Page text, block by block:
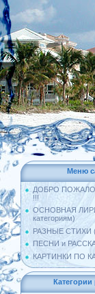
Меню
ДОБРО
!!!
ОСНОВНАЯ
категориям)
РАЗНЫЕ СТИХИ (
ПЕСНИ и
КАРТИНКИ ПО
Категории